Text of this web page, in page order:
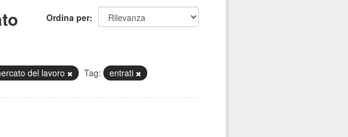
Ordina per
del lavoro Tag: entrati